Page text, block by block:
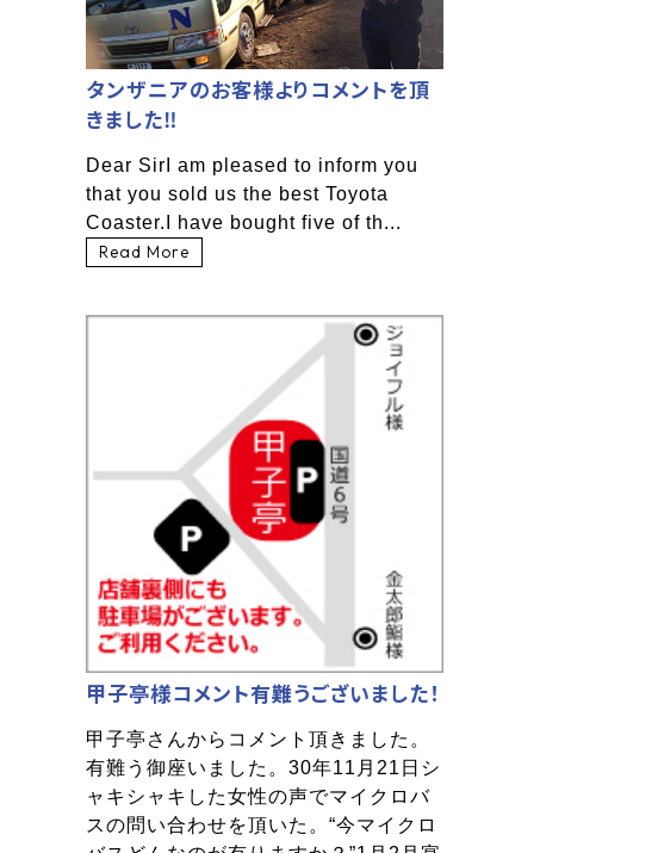
タンザニアのお客様よりコメントを頂
きました‼
Dear SirI am pleased to inform you
that you sold us the best Toyota
Coaster.I have bought five of th...
Read More
甲子亭様コメント有難うございました！
甲子亭さんからコメント頂きました。
有難う御座いました。30年11月21日シ
ャキシャキした女性の声でマイクロバ
スの問い合わせを頂いた。“今マイクロ